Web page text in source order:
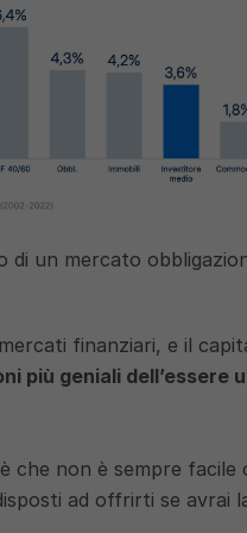
di un mercato
finanziari, e il
più geniali dell’essere
che non è sempre facile
ad offrirti se avrai